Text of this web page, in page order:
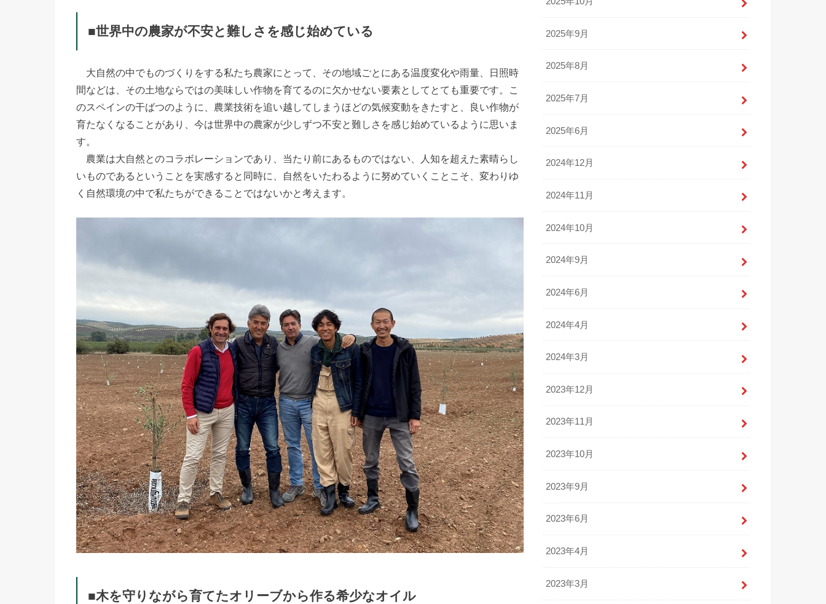
■世界中の農家が不安と難しさを感じ始めている
大自然の中でものづくりをする私たち農家にとって、その地域ごとにある温度変化や雨量、日照時
間などは、その土地ならではの美味しい作物を育てるのに欠かせない要素としてとても重要です。こ
のスペインの干ばつのように、農業技術を追い越してしまうほどの気候変動をきたすと、良い作物が
育たなくなることがあり、今は世界中の農家が少しずつ不安と難しさを感じ始めているように思いま
す。
農業は大自然とのコラボレーションであり、当たり前にあるものではない、人知を超えた素晴らし
いものであるということを実感すると同時に、自然をいたわるように努めていくことこそ、変わりゆ
く自然環境の中で私たちができることではないかと考えます。
■木を守りながら育てたオリーブから作る希少なオイル
2025年9月
2025年8月
2025年7月
2025年6月
2024年12月
2024年11月
2024年10月
2024年9月
2024年6月
2024年4月
2024年3月
2023年12月
2023年11月
2023年10月
2023年9月
2023年6月
2023年4月
2023年3月